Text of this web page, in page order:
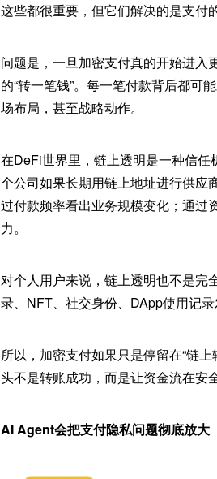
这些都很重要，但它们解决的是支付
问题是，一旦加密支付真的开始进入
的“转一笔钱”。每一笔付款背后都可
场布局，甚至战略动作。
在DeFi世界里，链上透明是一种信
个公司如果长期用链上地址进行供应
过付款频率看出业务规模变化；通过
力。
对个人用户来说，链上透明也不是完
录、NFT、社交身份、DApp使用记录
所以，加密支付如果只是停留在“链
头不是转账成功，而是让资金流在安
AI Agent会把支付隐私问题彻底放大